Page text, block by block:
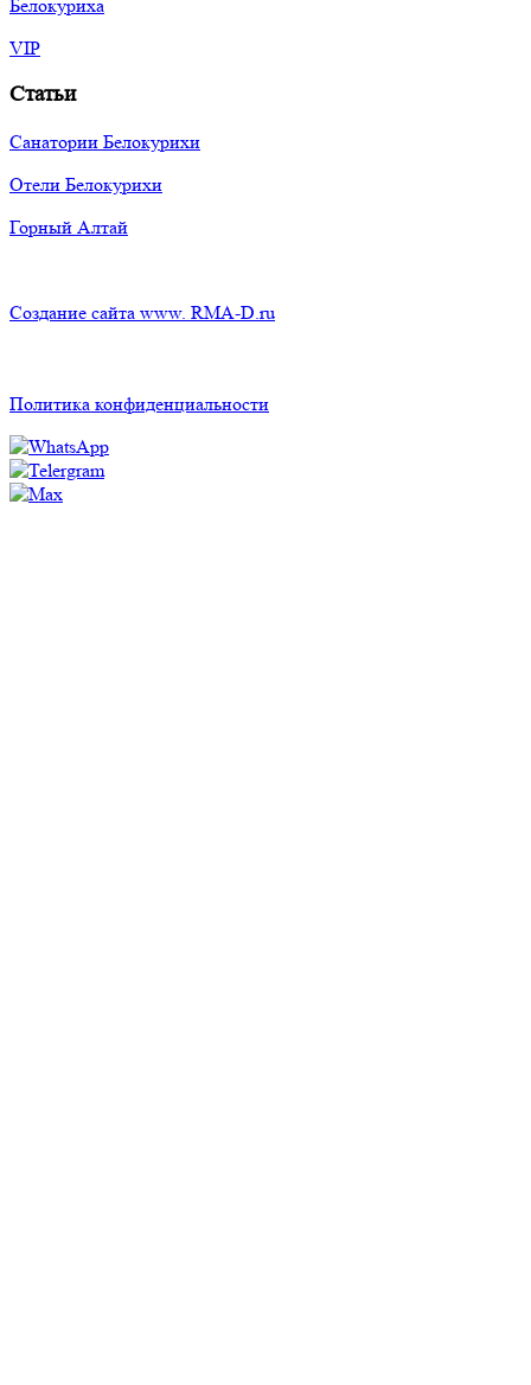
Белокуриха
VIP
Статьи
Санатории Белокурихи
Отели Белокурихи
Горный Алтай
Создание сайта www. RMA-D.ru
Политика конфиденциальности